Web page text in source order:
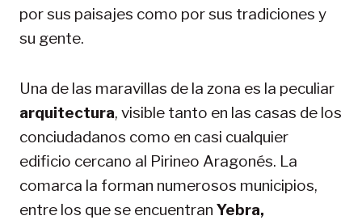
por sus paisajes como por sus tradiciones y
su gente.
Una de las maravillas de la zona es la peculiar
arquitectura, visible tanto en las casas de los
conciudadanos como en casi cualquier
edificio cercano al Pirineo Aragonés. La
comarca la forman numerosos municipios,
entre los que se encuentran Yebra,